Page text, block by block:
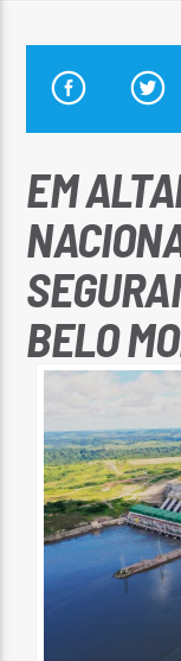
EM
BELO